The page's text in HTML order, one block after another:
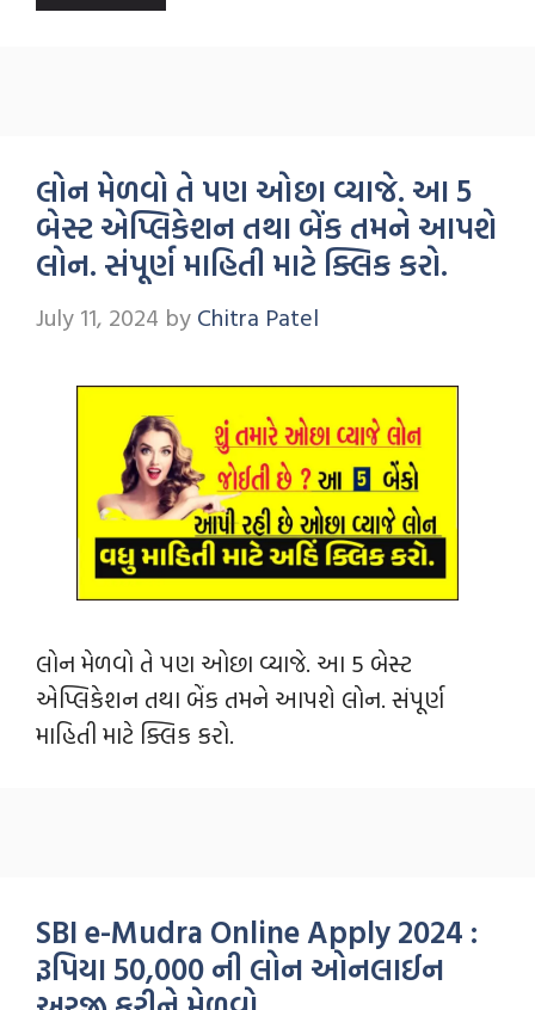
લોન મેળવો તે પણ ઓછા વ્યાજે. આ 5
બેસ્ટ એપ્લિકેશન તથા બેંક તમને આપશે
લોન. સંપૂર્ણ માહિતી માટે ક્લિક કરો.
July 11, 2024 by Chitra Patel
લોન મેળવો તે પણ ઓછા વ્યાજે. આ 5 બેસ્ટ
એપ્લિકેશન તથા બેંક તમને આપશે લોન. સંપૂર્ણ
માહિતી માટે ક્લિક કરો.
SBI e-Mudra Online Apply 2024 :
રૂપિયા 50,000 ની લોન ઓનલાઈન